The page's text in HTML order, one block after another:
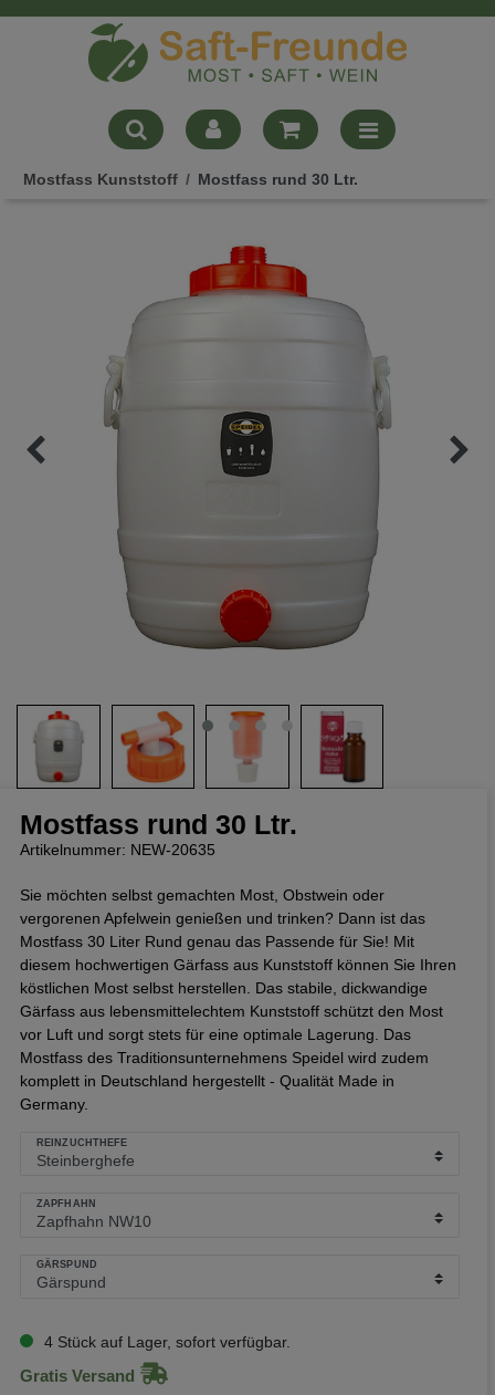
Mostfass Kunststoff Mostfass rund 30 Ltr.
Mostfass rund 30 Ltr.
Artikelnummer: NEW-20635
Sie möchten selbst gemachten Most, Obstwein oder
vergorenen Apfelwein genießen und trinken? Dann ist das
Mostfass 30 Liter Rund genau das Passende für Sie! Mit
diesem hochwertigen Gärfass aus Kunststoff können Sie Ihren
köstlichen Most selbst herstellen. Das stabile, dickwandige
Gärfass aus lebensmittelechtem Kunststoff schützt den Most
vor Luft und sorgt stets für eine optimale Lagerung. Das
Mostfass des Traditionsunternehmens Speidel wird zudem
komplett in Deutschland hergestellt - Qualität Made in
Germany.
REINZUCHTHEFE
ZAPFHAHN
GÄRSPUND
4 Stück auf Lager, sofort verfügbar.
Gratis Versand